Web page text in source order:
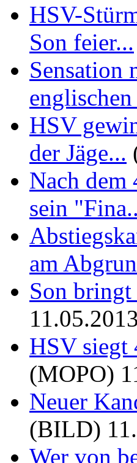
HSV-
Son feier...
Sensation
HSV
der Jäge...
Nach
sein
am
Son bringt
11.05.2013
HSV
(MOPO)
Neuer
(BILD)
Wer von